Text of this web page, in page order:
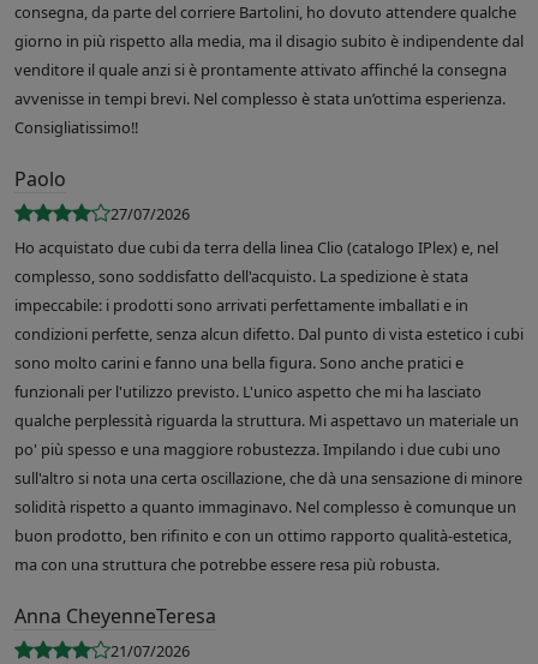
consegna, da parte del corriere Bartolini, ho dovuto attendere qualche
giorno in più rispetto alla media, ma il disagio subito è indipendente dal
venditore il quale anzi si è prontamente attivato affinché la consegna
avvenisse in tempi brevi. Nel complesso è stata un’ottima esperienza.
Consigliatissimo!!
Paolo
27/07/2026
Ho acquistato due cubi da terra della linea Clio (catalogo IPlex) e, nel
complesso, sono soddisfatto dell'acquisto. La spedizione è stata
impeccabile: i prodotti sono arrivati perfettamente imballati e in
condizioni perfette, senza alcun difetto. Dal punto di vista estetico i cubi
sono molto carini e fanno una bella figura. Sono anche pratici e
funzionali per l'utilizzo previsto. L'unico aspetto che mi ha lasciato
qualche perplessità riguarda la struttura. Mi aspettavo un materiale un
po' più spesso e una maggiore robustezza. Impilando i due cubi uno
sull'altro si nota una certa oscillazione, che dà una sensazione di minore
solidità rispetto a quanto immaginavo. Nel complesso è comunque un
buon prodotto, ben rifinito e con un ottimo rapporto qualità-estetica,
ma con una struttura che potrebbe essere resa più robusta.
Anna CheyenneTeresa
21/07/2026